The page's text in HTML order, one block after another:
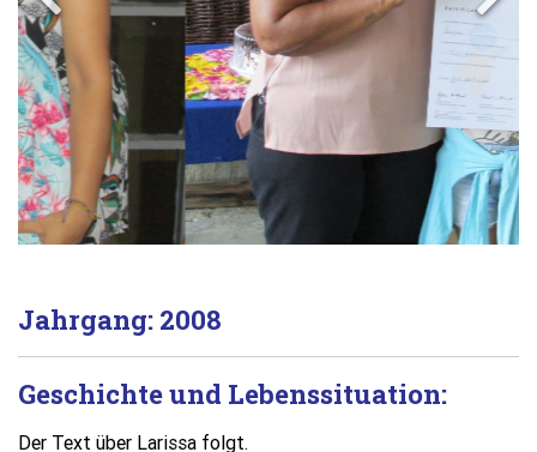
Jahrgang: 2008
Geschichte und Lebenssituation:
Der Text über Larissa folgt.